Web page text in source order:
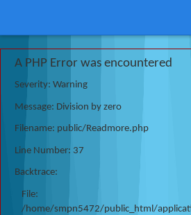
A PHP Error was encountered
Severity: Warning
Message: Division by zero
Filename: public/Readmore.php
Line Number: 37
Backtrace:
File:
/home/smpn5472/public_html/